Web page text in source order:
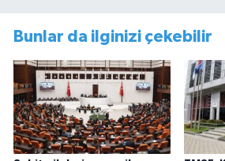
Bunlar da ilginizi çekebilir